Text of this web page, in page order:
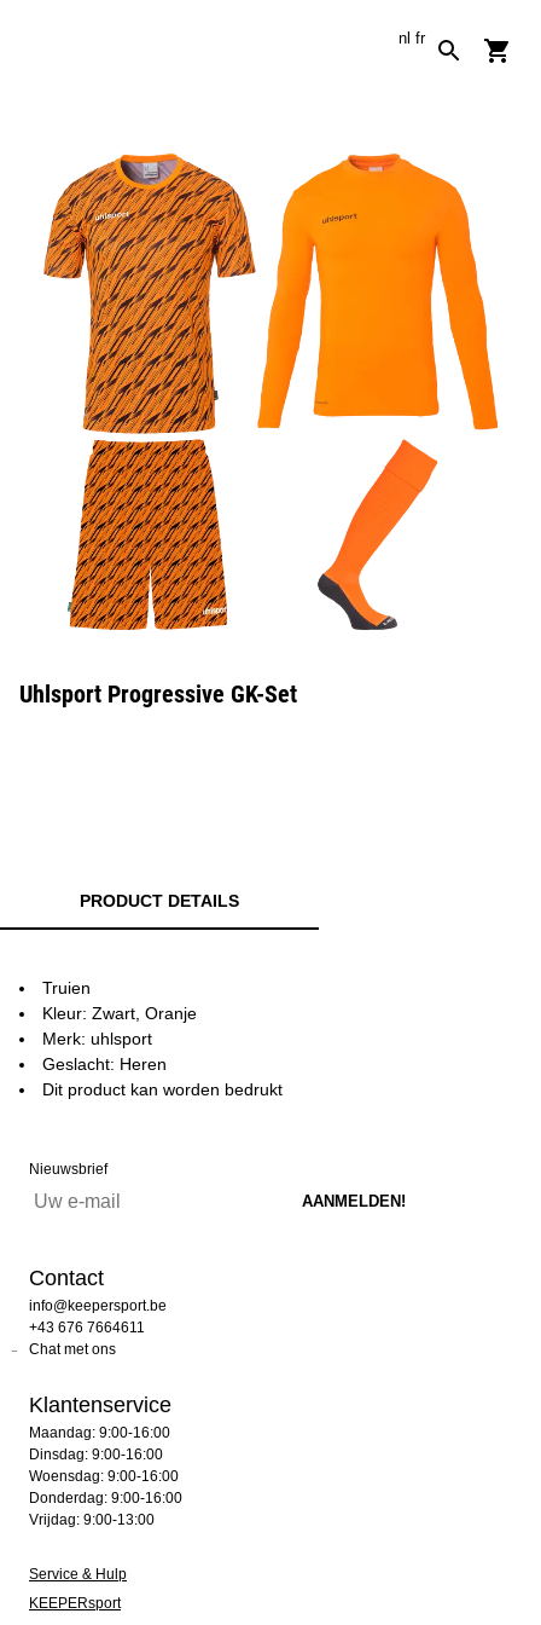
nl fr
Uhlsport Progressive GK-Set
PRODUCT DETAILS
Truien
Kleur: Zwart, Oranje
Merk: uhlsport
Geslacht: Heren
Dit product kan worden bedrukt
Nieuwsbrief
Contact
info@keepersport.be
+43 676 7664611
Chat met ons
Klantenservice
Maandag: 9:00-16:00
Dinsdag: 9:00-16:00
Woensdag: 9:00-16:00
Donderdag: 9:00-16:00
Vrijdag: 9:00-13:00
Service & Hulp
KEEPERsport